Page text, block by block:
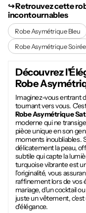
↪︎ Retrouvez cette
incontournables
Robe Asymétrique Bleu
Robe Asymétrique Soirée
Découvrez
Robe
Imaginez-vous entrant
tournant vers vous.
Robe Asymétrique
moderne qui ne
pièce unique en son
moments inoubliables.
délicatement la peau,
subtile qui capte la
turquoise vibrante est
l'originalité, vous
raffinement lors de vos
mariage, d'un cocktail
juste un vêtement,
d'élégance.